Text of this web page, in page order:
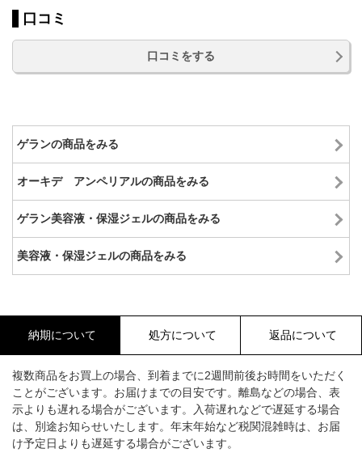
口コミ
口コミをする
ゲランの商品をみる
オーキデ アンペリアルの商品をみる
ゲラン美容液・保湿ジェルの商品をみる
美容液・保湿ジェルの商品をみる
納期について 処方について 返品について
複数商品をお買上の場合、到着までに2週間前後お時間をいただく
ことがございます。お届けまでの目安です。離島などの場合、表
示よりも遅れる場合がございます。入荷遅れなどで遅延する場合
は、別途お知らせいたします。年末年始など税関混雑時は、お届
け予定日よりも遅延する場合がございます。